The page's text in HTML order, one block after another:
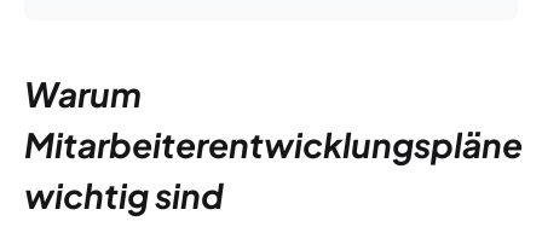
Warum
Mitarbeiterentwicklungspläne
wichtig sind